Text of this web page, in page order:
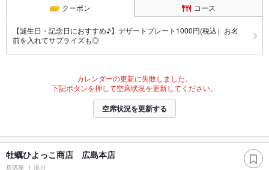
クーポン コース
【誕生日・記念日におすすめ♪】デザートプレート1000円(税込）お名
前を入れてサプライズも◎
カレンダーの更新に失敗しました。
下記ボタンを押して空席状況を更新してください。
空席状況を更新する
牡蠣ひよっこ商店 広島本店
居酒屋 流川